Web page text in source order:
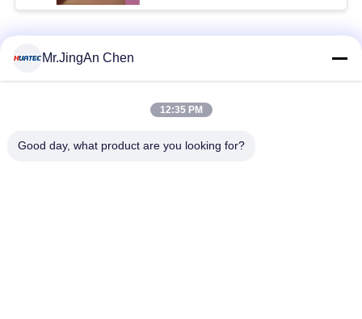
Beliebte Kategorien Alle
Ultraschall-
Mr.JingAn Chen
12:35 PM
Good day, what product are you looking for?